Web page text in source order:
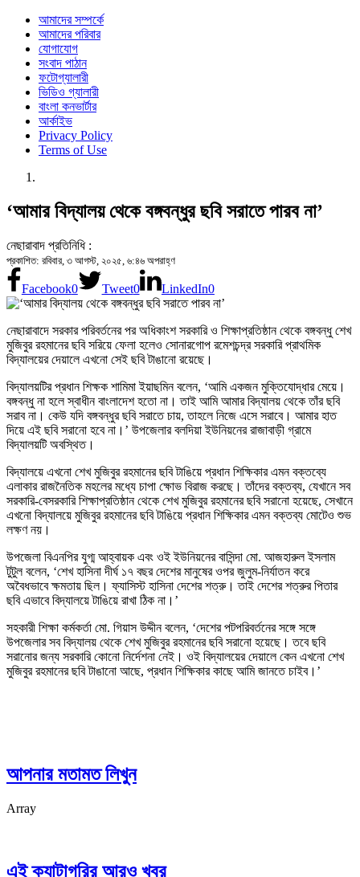
আমাদের সম্পর্কে
আমাদের পরিবার
যোগাযোগ
সংবাদ পাঠান
ফটোগ্যালারী
ভিডিও গ্যালারী
বাংলা কনভার্টার
আর্কাইভ
Privacy Policy
Terms of Use
‘আমার বিদ্যালয় থেকে বঙ্গবন্ধুর ছবি সরাতে পারব না’
নেছারাবাদ প্রতিনিধি :
প্রকাশিত: রবিবার, ৩ আগস্ট, ২০২৫, ৬:৪৬ অপরাহ্ণ
Facebook0 Tweet0 LinkedIn0
নেছারাবাদে সরকার পরিবর্তনের পর অধিকাংশ সরকারি ও শিক্ষাপ্রতিষ্ঠান থেকে বঙ্গবন্ধু শেখ
মুজিবুর রহমানের ছবি সরিয়ে ফেলা হলেও সোনারগোপ রমেশচন্দ্র সরকারি প্রাথমিক
বিদ্যালয়ের দেয়ালে এখনো সেই ছবি টাঙানো রয়েছে।
বিদ্যালয়টির প্রধান শিক্ষক শামিমা ইয়াছমিন বলেন, ‘আমি একজন মুক্তিযোদ্ধার মেয়ে।
বঙ্গবন্ধু না হলে স্বাধীন বাংলাদেশ হতো না। তাই আমি আমার বিদ্যালয় থেকে তাঁর ছবি
সরাব না। কেউ যদি বঙ্গবন্ধুর ছবি সরাতে চায়, তাহলে নিজে এসে সরাবে। আমার হাত
দিয়ে এই ছবি সরানো হবে না।’ উপজেলার বলদিয়া ইউনিয়নের রাজাবাড়ী গ্রামে
বিদ্যালয়টি অবস্থিত।
বিদ্যালয়ে এখনো শেখ মুজিবুর রহমানের ছবি টাঙিয়ে প্রধান শিক্ষিকার এমন বক্তব্যে
এলাকার রাজনৈতিক মহলের মধ্যে চাপা ক্ষোভ বিরাজ করছে। তাঁদের বক্তব্য, যেখানে সব
সরকারি-বেসরকারি শিক্ষাপ্রতিষ্ঠান থেকে শেখ মুজিবুর রহমানের ছবি সরানো হয়েছে, সেখানে
এখনো বিদ্যালয়ে মুজিবুর রহমানের ছবি টাঙিয়ে প্রধান শিক্ষিকার এমন বক্তব্য মোটেও শুভ
লক্ষণ নয়।
উপজেলা বিএনপির যুগ্ম আহ্বায়ক এবং ওই ইউনিয়নের বাসিন্দা মো. আজহারুল ইসলাম
টুটুল বলেন, ‘শেখ হাসিনা দীর্ঘ ১৭ বছর দেশের মানুষের ওপর জুলুম-নির্যাতন করে
অবৈধভাবে ক্ষমতায় ছিল। ফ্যাসিস্ট হাসিনা দেশের শত্রু। তাই দেশের শত্রুর পিতার
ছবি এভাবে বিদ্যালয়ে টাঙিয়ে রাখা ঠিক না।’
সহকারী শিক্ষা কর্মকর্তা মো. গিয়াস উদ্দীন বলেন, ‘দেশের পটপরিবর্তনের সঙ্গে সঙ্গে
উপজেলার সব বিদ্যালয় থেকে শেখ মুজিবুর রহমানের ছবি সরানো হয়েছে। তবে ছবি
সরানোর জন্য সরকারি কোনো নির্দেশনা নেই। ওই বিদ্যালয়ের দেয়ালে কেন এখনো শেখ
মুজিবুর রহমানের ছবি টাঙানো আছে, প্রধান শিক্ষিকার কাছে আমি জানতে চাইব।’
আপনার মতামত লিখুন
Array
এই ক্যাটাগরির আরও খবর